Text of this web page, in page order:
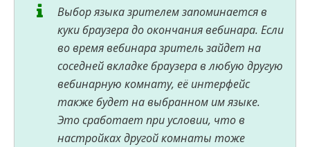
Выбор языка зрителем запоминается в
куки браузера до окончания вебинара. Если
во время вебинара зритель зайдет на
соседней вкладке браузера в любую другую
вебинарную комнату, её интерфейс
также будет на выбранном им языке.
Это сработает при условии, что в
настройках другой комнаты тоже